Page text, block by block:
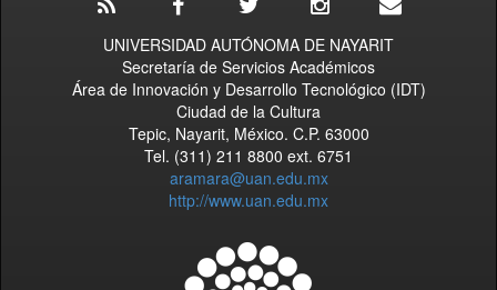
UNIVERSIDAD AUTÓNOMA DE NAYARIT
Secretaría de Servicios Académicos
Área de Innovación y Desarrollo Tecnológico (IDT)
Ciudad de la Cultura
Tepic, Nayarit, México. C.P. 63000
Tel. (311) 211 8800 ext. 6751
aramara@uan.edu.mx
http://www.uan.edu.mx